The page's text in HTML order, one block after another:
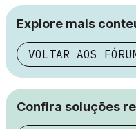
Explore mais
VOLTAR AOS
Confira soluções